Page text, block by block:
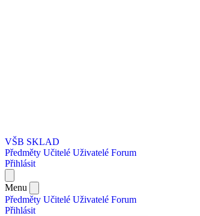
VŠB SKLAD
Předměty Učitelé Uživatelé Forum
Přihlásit
Menu
Předměty Učitelé Uživatelé Forum
Přihlásit